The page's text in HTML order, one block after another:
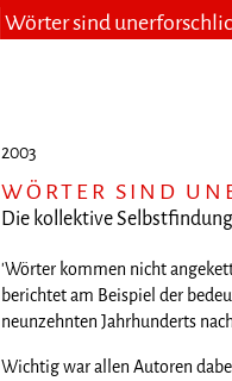
Wörter sind
2003
WÖRTER SIND
Die kollektive
'Wörter kommen nicht
berichtet am Beispiel der
neunzehnten Jahrhunderts
Wichtig war allen Autoren